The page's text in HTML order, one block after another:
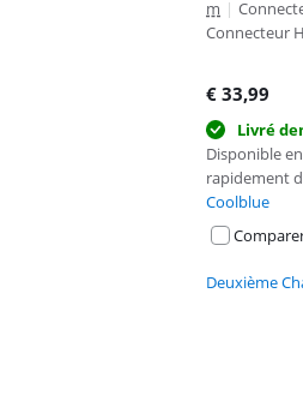
m |
Connecteur
€ 33,99
Livré
Disponible
rapidement
Coolblue
Deuxième